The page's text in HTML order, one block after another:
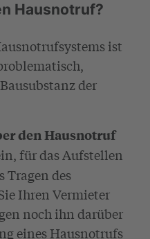
Hausnotruf?
ist
der
den Hausnotruf
für das Aufstellen
Tragen des
Ihren Vermieter
noch ihn darüber
eines Hausnotrufs